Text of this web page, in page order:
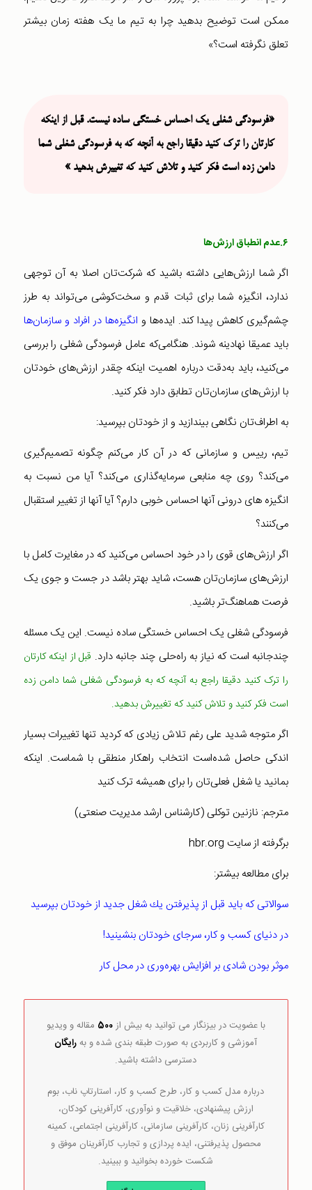
ممکن است توضیح بدهید چرا به تیم ما یک هفته زمان بیشتر
تعلق نگرفته است؟»
«فرسودگی شغلی یک احساس خستگی ساده نیست. قبل از اینکه
کارتان را ترک کنید دقیقا راجع به آنچه که به فرسودگی شغلی شما
دامن زده است فکر کنید و تلاش کنید که تغییرش بدهید »
۶.‌عدم انطباق ارزش‌ها
اگر شما ارزش‌هایی داشته باشید که شرکت‌تان اصلا به آن توجهی
ندارد، انگیزه شما برای ثبات قدم و سخت‌کوشی می‌تواند به طرز
چشم‌گیری کاهش پیدا کند. ایده‌ها و انگیزه‌ها در افراد و سازمان‌ها
باید عمیقا نهادینه شوند. هنگامی‌که عامل فرسودگی شغلی را بررسی
می‌کنید، باید به‌دقت درباره اهمیت اینکه چقدر ارزش‌های خودتان
با ارزش‌های سازمان‌تان تطابق دارد فکر کنید.
به اطراف‌تان نگاهی بیندازید و از خودتان بپرسید:
تیم، رییس و سازمانی که در آن کار می‌کنم چگونه تصمیم‌گیری
می‌کند؟ روی چه منابعی سرمایه‌گذاری می‌کند؟ آیا من نسبت به
انگیزه های درونی آنها احساس خوبی دارم؟ آیا آنها از تغییر استقبال
می‌کنند؟
اگر ارزش‌های قوی را در خود احساس می‌کنید که در مغایرت کامل با
ارزش‌های سازمان‌تان هست،‌ شاید بهتر باشد در جست و جوی یک
فرصت هماهنگ‌تر باشید.
فرسودگی شغلی یک احساس خستگی ساده نیست. این یک مسئله
چندجانبه است که نیاز به راه‌حلی چند جانبه دارد. قبل از اینکه کارتان
را ترک کنید دقیقا راجع به آنچه که به فرسودگی شغلی شما دامن زده
است فکر کنید و تلاش کنید که تغییرش بدهید.
اگر متوجه شدید علی رغم تلاش زیادی که کردید تنها تغییرات بسیار
اندکی حاصل شده‌است انتخاب راهکار منطقی با شماست. اینکه
بمانید یا شغل فعلی‌تان را برای همیشه ترک کنید
مترجم: نازنین توکلی (کارشناس ارشد مدیریت صنعتی)
برگرفته از سایت hbr.org
برای مطالعه بیشتر:
سوالاتی كه بايد قبل از پذيرفتن يك شغل جديد از خودتان بپرسيد
در دنیای کسب و کار، سرجای خودتان بنشینید!
موثر بود‌ن شاد‌ی بر افزايش بهره‌وری د‌ر محل كار
با عضویت در بیزنگار می توانید به بیش از500 مقاله و ویدیو
آموزشی و کاربردی به صورت طبقه بندی شده و بهرایگان
دسترسی داشته باشید.
درباره مدل کسب و کار، طرح کسب و کار، استارتاپ ناب، بوم
ارزش پیشنهادی، خلاقیت و نوآوری، کارآفرینی کودکان،
کارآفرینی زنان، کارآفرینی سازمانی، کارآفرینی اجتماعی، کمینه
محصول پذیرفتنی، ایده پردازی و تجارب کارآفرینان موفق و
شکست خورده بخوانید و ببینید.